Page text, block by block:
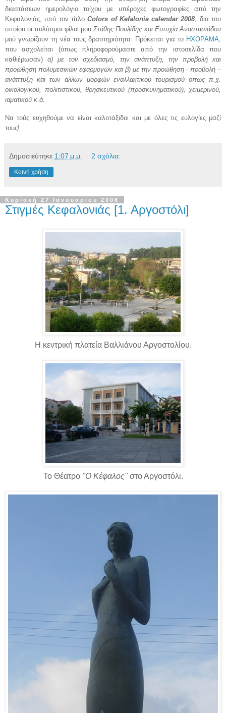
διαστάσεων ημερολόγιο τοίχου με υπέροχες φωτογραφίες από την
Κεφαλονιάς, υπό τον τίτλοColors of Kefalonia calendar 2008, δια του
οποίου οι πολύτιμοι φίλοι μουΣτάθης Πουλίδης και Ευτυχία Αναστασιάδου
μού γνωρίζουν τη νέα τους δραστηριότητα: Πρόκειται για το ΗΧΟΡΑΜΑ,
που ασχολείται (όπως πληροφορούμαστε από την ιστοσελίδα που
καθιέρωσαν)α) με τον σχεδιασμό, την ανάπτυξη, την προβολή και
προώθηση πολυμεσικών εφαρμογών και β) με την προώθηση - προβολή –
ανάπτυξη και των άλλων μορφών εναλλακτικού τουρισμού όπως π.χ.
οικολογικού, πολιτιστικού, θρησκευτικού (προσκυνηματικού), χειμερινού,
ιαματικού κ.ά.
Να τούς ευχηθούμε να είναι καλοτάξιδοι και με όλες τις ευλογίες μαζί
τους!
Δημοσιεύτηκε 1:07 μ.μ. 2 σχόλια:
Κοινή χρήση
Κυριακή 27 Ιανουαρίου 2008
Στιγμές Κεφαλονιάς [1. Αργοστόλι]
Η κεντρική πλατεία Βαλλιάνου Αργοστολίου.
Το Θέατρο"Ο Κέφαλος"στο Αργοστόλι.